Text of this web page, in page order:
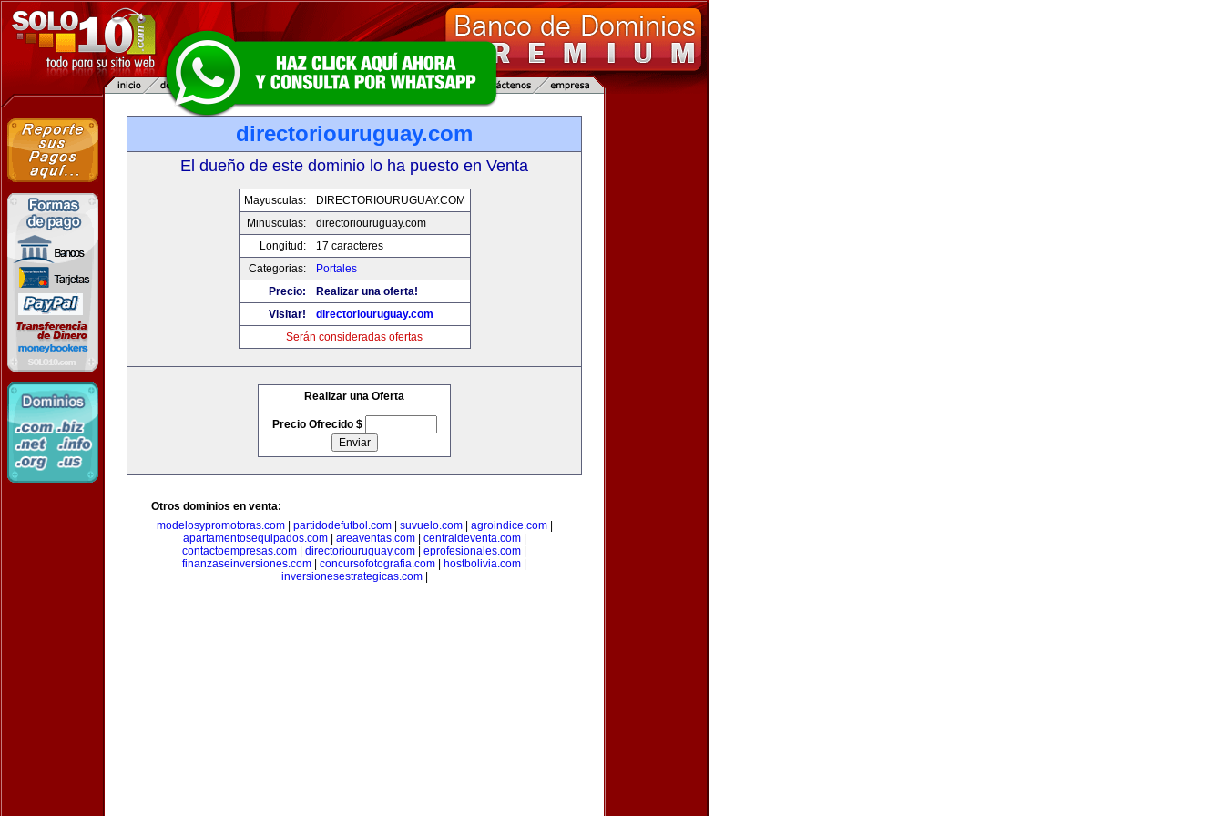
directoriouruguay.com
El dueño de este dominio lo ha puesto en Venta
Mayusculas:
DIRECTORIOURUGUAY.COM
Minusculas:
directoriouruguay.com
Longitud:
17 caracteres
Categorias:
Portales
Precio:
Realizar una oferta!
Visitar!
directoriouruguay.com
Serán consideradas ofertas
Realizar una Oferta
Precio Ofrecido $
Otros dominios en venta:
modelosypromotoras.com| partidodefutbol.com| suvuelo.com| agroindice.com|
apartamentosequipados.com| areaventas.com| centraldeventa.com|
contactoempresas.com
directoriouruguay.com eprofesionales.com
finanzaseinversiones.com
concursofotografia.com hostbolivia.com
inversionesestrategicas.com|